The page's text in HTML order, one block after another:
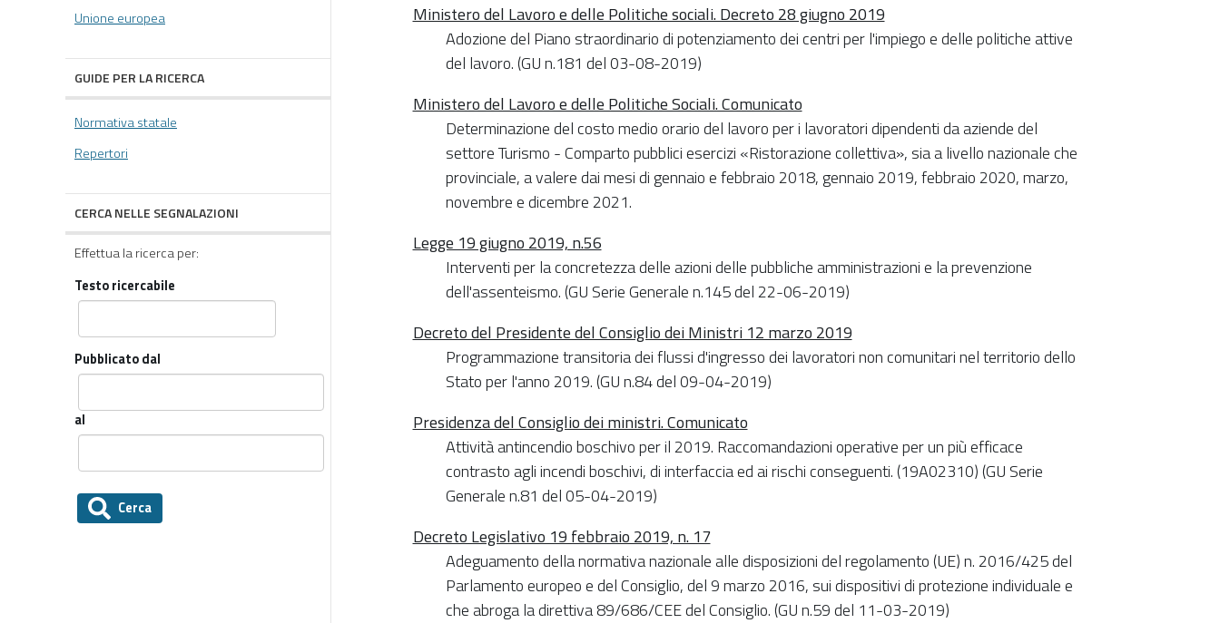
Ministero del Lavoro e delle Politiche sociali. Decreto 28 giugno 2019
Adozione del Piano straordinario di potenziamento dei centri per l'impiego e delle politiche attive
del lavoro. (GU n.181 del 03-08-2019)
Ministero del Lavoro e delle Politiche Sociali. Comunicato
Determinazione del costo medio orario del lavoro per i lavoratori dipendenti da aziende del
settore Turismo - Comparto pubblici esercizi «Ristorazione collettiva», sia a livello nazionale che
provinciale, a valere dai mesi di gennaio e febbraio 2018, gennaio 2019, febbraio 2020, marzo,
novembre e dicembre 2021.
Legge 19 giugno 2019, n.56
Interventi per la concretezza delle azioni delle pubbliche amministrazioni e la prevenzione
dell'assenteismo. (GU Serie Generale n.145 del 22-06-2019)
Decreto del Presidente del Consiglio dei Ministri 12 marzo 2019
Programmazione transitoria dei flussi d'ingresso dei lavoratori non comunitari nel territorio dello
Stato per l'anno 2019. (GU n.84 del 09-04-2019)
Presidenza del Consiglio dei ministri. Comunicato
Attività antincendio boschivo per il 2019. Raccomandazioni operative per un più efficace
contrasto agli incendi boschivi, di interfaccia ed ai rischi conseguenti. (19A02310) (GU Serie
Generale n.81 del 05-04-2019)
Decreto Legislativo 19 febbraio 2019, n. 17
Adeguamento della normativa nazionale alle disposizioni del regolamento (UE) n. 2016/425 del
Parlamento europeo e del Consiglio, del 9 marzo 2016, sui dispositivi di protezione individuale e
che abroga la direttiva 89/686/CEE del Consiglio. (GU n.59 del 11-03-2019)
Unione europea
GUIDE PER LA RICERCA
Normativa statale
Repertori
CERCA NELLE SEGNALAZIONI
Effettua la ricerca per:
Testo ricercabile
Pubblicato dal
al